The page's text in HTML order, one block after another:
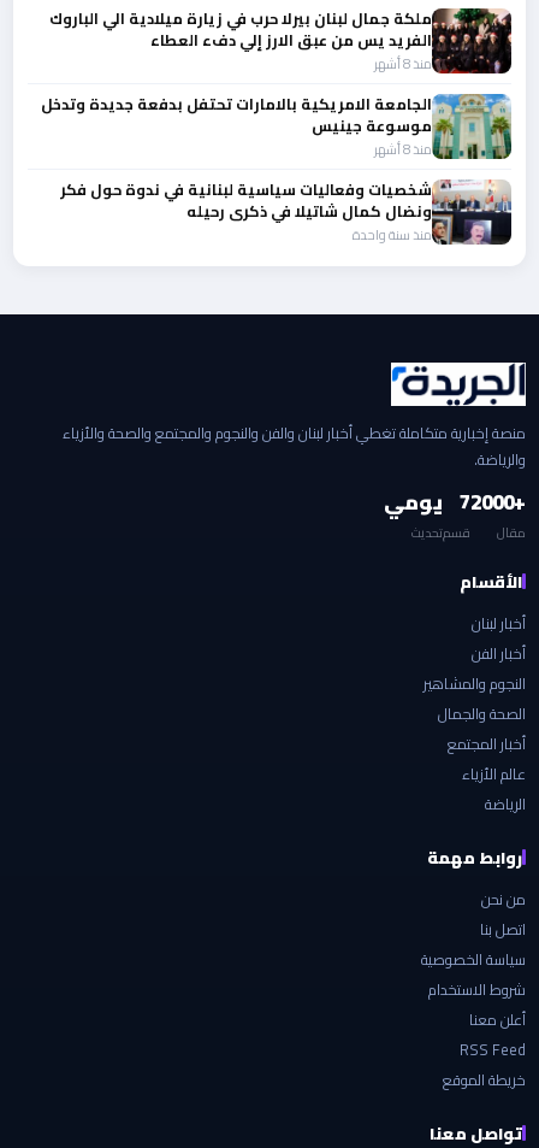
ملكة جمال لبنان بيرلا حرب في زيارة ميلادية الي الباروك
الفريد يس من عبق الارز إلي دفء العطاء
منذ 8 أشهر
الجامعة الامريكية بالامارات تحتفل بدفعة جديدة وتدخل
موسوعة جينيس
منذ 8 أشهر
شخصيات وفعاليات سياسية لبنانية في ندوة حول فكر
ونضال كمال شاتيلا في ذكرى رحيله
منذ سنة واحدة
منصة إخبارية متكاملة تغطي أخبار لبنان والفن والنجوم والمجتمع والصحة والأزياء
والرياضة.
+2000
مقال
7
قسم
يومي
تحديث
الأقسام
أخبار لبنان
أخبار الفن
النجوم والمشاهير
الصحة والجمال
أخبار المجتمع
عالم الأزياء
الرياضة
روابط مهمة
من نحن
اتصل بنا
سياسة الخصوصية
شروط الاستخدام
أعلن معنا
RSS Feed
خريطة الموقع
تواصل معنا